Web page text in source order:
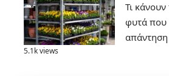
Τι
φυτά που
απάντηση
5.1k views